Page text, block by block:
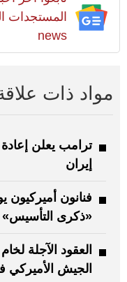
news
مواد ذات
ترامب يعلن
إيران
فنانون
«ذكرى التأسيس»
الجيش